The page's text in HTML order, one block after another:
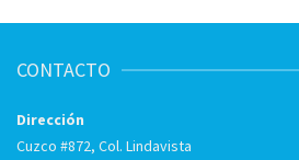
CONTACTO
Dirección
Cuzco #872, Col. Lindavista